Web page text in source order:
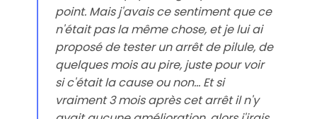
point. Mais j'avais ce sentiment que ce
n'était pas la même chose, et je lui ai
proposé de tester un arrêt de pilule, de
quelques mois au pire, juste pour voir
si c'était la cause ou non... Et si
vraiment 3 mois après cet arrêt il n'y